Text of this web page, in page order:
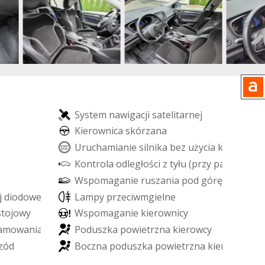
System nawigacji satelitarnej
Kierownica skórzana
Uruchamianie silnika bez użycia k
Kontrola odległości z tyłu (przy pa
Wspomaganie ruszania pod górę
j diodowe D Lampy przeciwmgielne
tojowy Wspomaganie kierownicy
mowania Poduszka powietrzna kierowcy
ód Boczna poduszka powietrzna kier